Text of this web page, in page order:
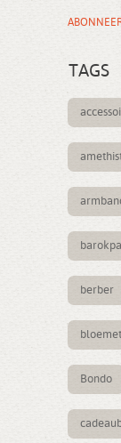
TAGS
berber
Bondo